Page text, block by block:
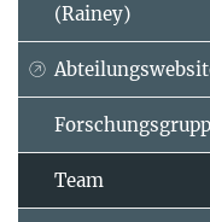
(Rainey)
Team